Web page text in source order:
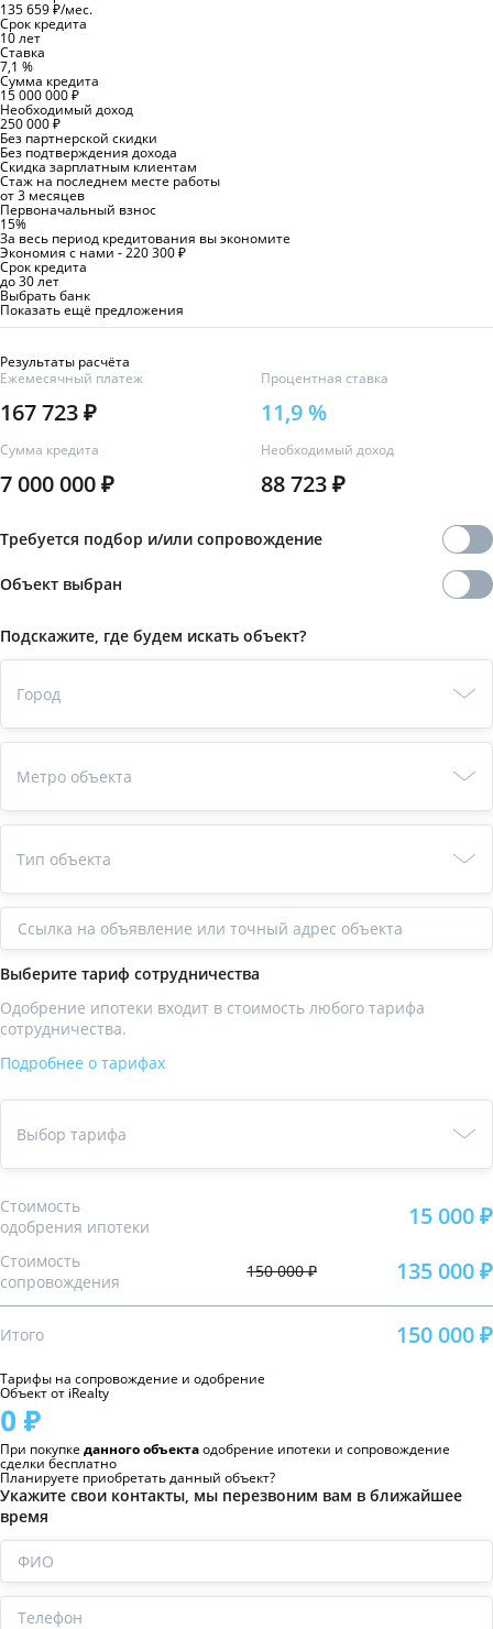
135 659 ₽/мес.
Срок кредита
10 лет
Ставка
7,1 %
Сумма кредита
15 000 000 ₽
Необходимый доход
250 000 ₽
Без партнерской скидки
Без подтверждения дохода
Скидка зарплатным клиентам
Стаж на последнем месте работы
от 3 месяцев
Первоначальный взнос
15%
За весь период кредитования вы экономите
Экономия с нами - 220 300 ₽
Срок кредита
до 30 лет
Выбрать банк
Показать ещё предложения
Результаты расчёта
Ежемесячный платеж
167 723 ₽
Процентная ставка
11,9%
Сумма кредита
7 000 000 ₽
Необходимый доход
88 723 ₽
Требуется подбор и/или сопровождение
Объект выбран
Подскажите, где будем искать объект?
Город
Метро объекта
Тип объекта
Ссылка
Выберите тариф сотрудничества
Одобрение ипотеки входит в стоимость любого тарифа
сотрудничества.
Подробнее о тарифах
Выбор тарифа
Стоимость
одобрения ипотеки
15 000 ₽
Стоимость
сопровождения
150 000 ₽ 135 000 ₽
Итого 150 000 ₽
Тарифы на сопровождение и одобрение
Объект от iRealty
При покупке данного объектаодобрение ипотеки и сопровождение
сделки бесплатно
Планируете приобретать данный объект?
Укажите свои контакты, мы перезвоним вам в ближайшее
время
ФИО
Телефон